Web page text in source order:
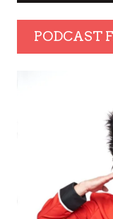
PODCAST